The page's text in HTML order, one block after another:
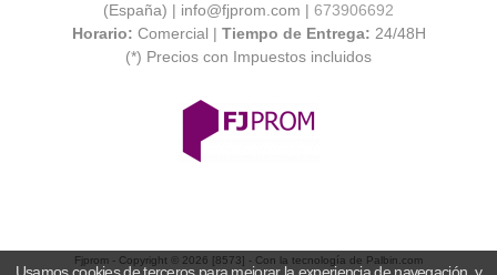
(España) | info@fjprom.com | 673906692
Horario: Comercial | Tiempo de Entrega: 24/48H
(*) Precios con Impuestos incluidos
Fjprom - Copyright © 2026 [8573] - Con la tecnología de Palbin.com